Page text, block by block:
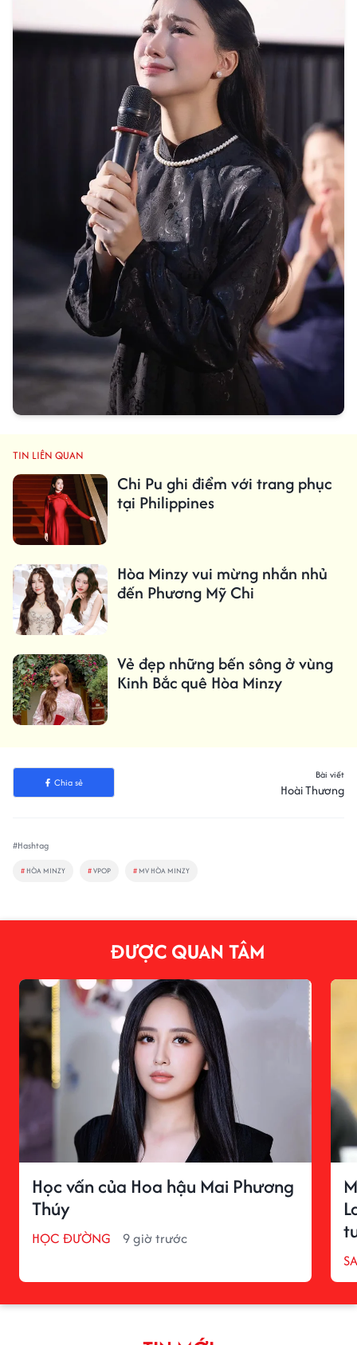
TIN LIÊN QUAN
Chi Pu ghi điểm với trang phục
tại Philippines
Hòa Minzy vui mừng nhắn nhủ
đến Phương Mỹ Chi
Vẻ đẹp những bến sông ở vùng
Kinh Bắc quê Hòa Minzy
Chia sẻ
Bài viết
Hoài Thương
#Hashtag
# HÒA MINZY #VPOP # MV HÒA MINZY
ĐƯỢC QUAN TÂM
Học vấn của Hoa hậu Mai Phương
Thúy
HỌC ĐƯỜNG 9 giờ trước